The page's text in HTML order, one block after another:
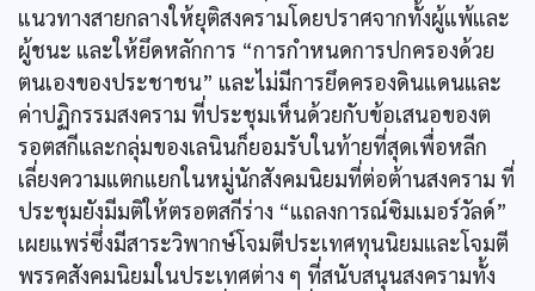
แนวทางสายกลางให้ยุติสงครามโดยปราศจากทั้งผู้แพ้และ
ผู้ชนะ และให้ยึดหลักการ “การกำหนดการปกครองด้วย
ตนเองของประชาชน” และไม่มีการยึดครองดินแดนและ
ค่าปฏิกรรมสงคราม ที่ประชุมเห็นด้วยกับข้อเสนอของต
รอตสกีและกลุ่มของเลนินก็ยอมรับในท้ายที่สุดเพื่อหลีก
เลี่ยงความแตกแยกในหมู่นักสังคมนิยมที่ต่อต้านสงคราม ที่
ประชุมยังมีมติให้ตรอตสกีร่าง “แถลงการณ์ซิมเมอร์วัลด์”
เผยแพร่ซึ่งมีสาระวิพากษ์โจมตีประเทศทุนนิยมและโจมตี
พรรคสังคมนิยมในประเทศต่าง ๆ ที่สนับสนุนสงครามทั้ง